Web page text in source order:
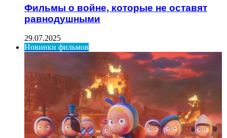
Фильмы о войне, которые не оставят
равнодушными
29.07.2025
Новинки фильмов